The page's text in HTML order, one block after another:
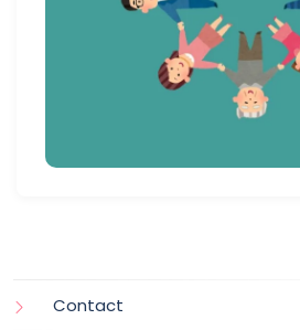
Contact